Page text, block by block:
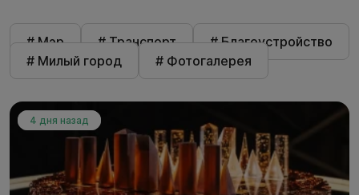
# Мэр # Транспорт
# Благоустройство
# Милый город
# Фотогалерея
4 дня назад